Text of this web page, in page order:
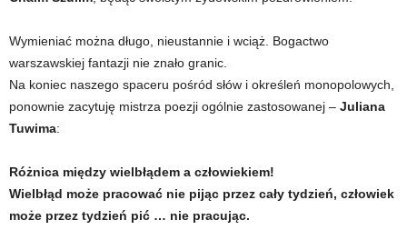
Wymieniać można długo, nieustannie i wciąż. Bogactwo
warszawskiej fantazji nie znało granic.
Na koniec naszego spaceru pośród słów i określeń monopolowych,
ponownie zacytuję mistrza poezji ogólnie zastosowanej – Juliana
Tuwima:
Różnica między wielbłądem a człowiekiem!
Wielbłąd może pracować nie pijąc przez cały tydzień, człowiek
może przez tydzień pić … nie pracując.